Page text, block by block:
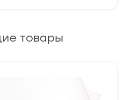
товары